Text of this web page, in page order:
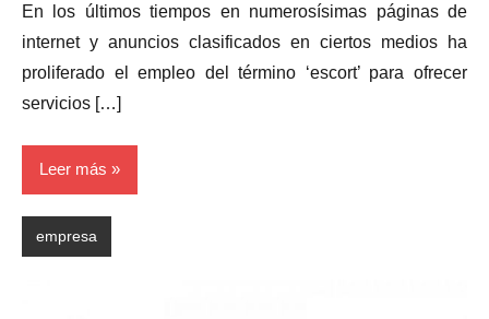
comentarios
En los últimos tiempos en numerosísimas páginas de
internet y anuncios clasificados en ciertos medios ha
proliferado el empleo del término ‘escort’ para ofrecer
servicios […]
Leer más
empresa